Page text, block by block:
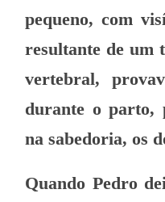
pequeno, com
resultante de um
vertebral,
durante o parto,
na sabedoria, os
Quando Pedro